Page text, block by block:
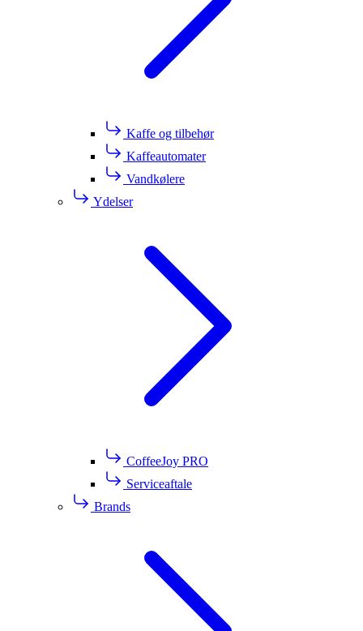
Kaffe og tilbehør
Kaffeautomater
Vandkølere
Ydelser
CoffeeJoy PRO
Serviceaftale
Brands